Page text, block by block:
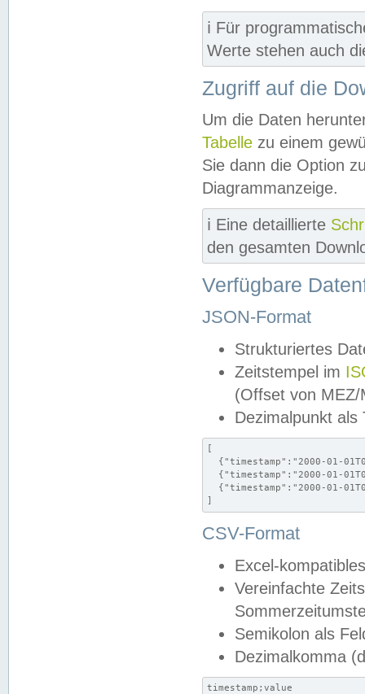
ℹ️ Für
Werte stehen auch
Zugriff auf die
Um die Daten
Tabelle zu einem
Sie dann die Option
Diagrammanzeige.
ℹ️ Eine detaillierte
den gesamten
Verfügbare
JSON-Format
Strukturiertes
Zeitstempel im
(Offset von MEZ/
Dezimalpunkt als
[
{"timestamp":"2000-01-
{"timestamp":"2000-01-
{"timestamp":"2000-01-
]
CSV-Format
Excel-
Vereinfachte
Semikolon als
Dezimalkomma
timestamp;value